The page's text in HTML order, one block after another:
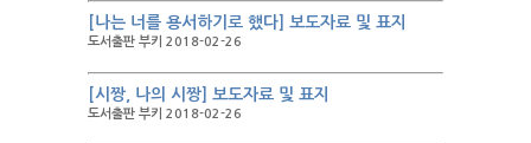
[나는 너를 용서하기로 했다] 보도자료 및 표지
도서출판 부키 2018-02-26
[시짱, 나의 시짱] 보도자료 및 표지
도서출판 부키 2018-02-26